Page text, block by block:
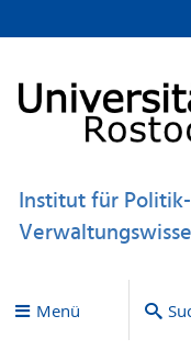
Institut für
Menü